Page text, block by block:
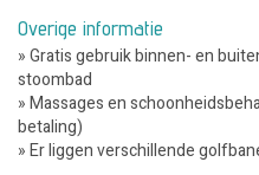
Overige informatie
» Gratis gebruik binnen- en
stoombad
» Massages en
betaling)
» Er liggen verschillende